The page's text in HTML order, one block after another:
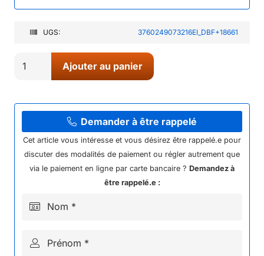
UGS: 3760249073216EI_DBF+18661
FILTRE
AIR
MOUSSE
KAYO
Ajouter au panier
Demander à être rappelé
Cet article vous intéresse et vous désirez être rappelé.e pour
discuter des modalités de paiement ou régler autrement que
via le paiement en ligne par carte bancaire ? Demandez à
être rappelé.e :
Nom *
Prénom *